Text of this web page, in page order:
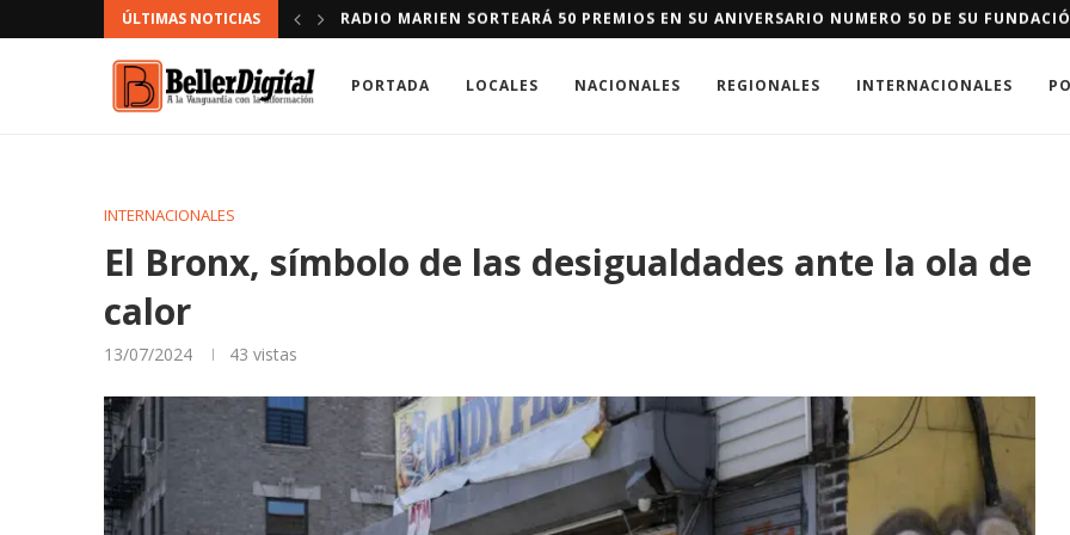
ÚLTIMAS NOTICIAS DEFENSOR DEL PUEBLO IMPULSA EN DAJABÓN SISTEMA DE ALERTA Y RESPUESTA
PORTADA LOCALES NACIONALES REGIONALES INTERNACIONALES
INTERNACIONALES
El Bronx, símbolo de las desigualdades ante la ola de
calor
13/07/2024 43 vistas